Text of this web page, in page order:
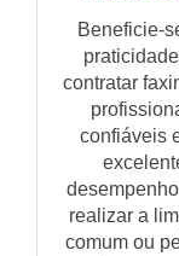
Beneficie-
contratar
confiáveis
realizar a
comum ou